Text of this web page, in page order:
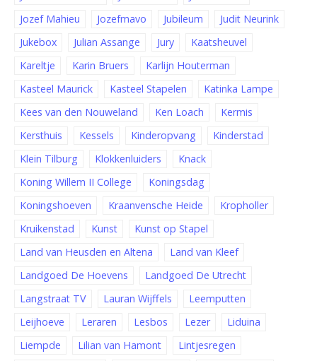
Jozef Mahieu
Jozefmavo Jubileum
Judit Neurink
Jukebox
Julian Assange Jury
Kaatsheuvel
Kareltje
Karin Bruers
Karlijn Houterman
Kasteel Maurick
Kasteel Stapelen
Katinka Lampe
Kees van den Nouweland
Ken Loach
Kermis
Kersthuis
Kessels Kinderopvang
Kinderstad
Klein Tilburg
Klokkenluiders
Knack
Koning Willem II College
Koningsdag
Koningshoeven
Kraanvensche Heide
Kropholler
Kruikenstad
Kunst
Kunst op Stapel
Land van Heusden en Altena
Land van Kleef
Landgoed De Hoevens
Landgoed De Utrecht
Langstraat TV
Lauran Wijffels
Leemputten
Leijhoeve
Leraren Lesbos Lezer
Liduina
Liempde
Lilian van Hamont
Lintjesregen